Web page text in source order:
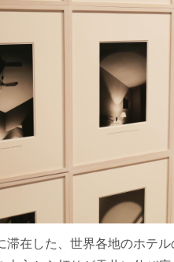
滞在した、世界各地のホテ